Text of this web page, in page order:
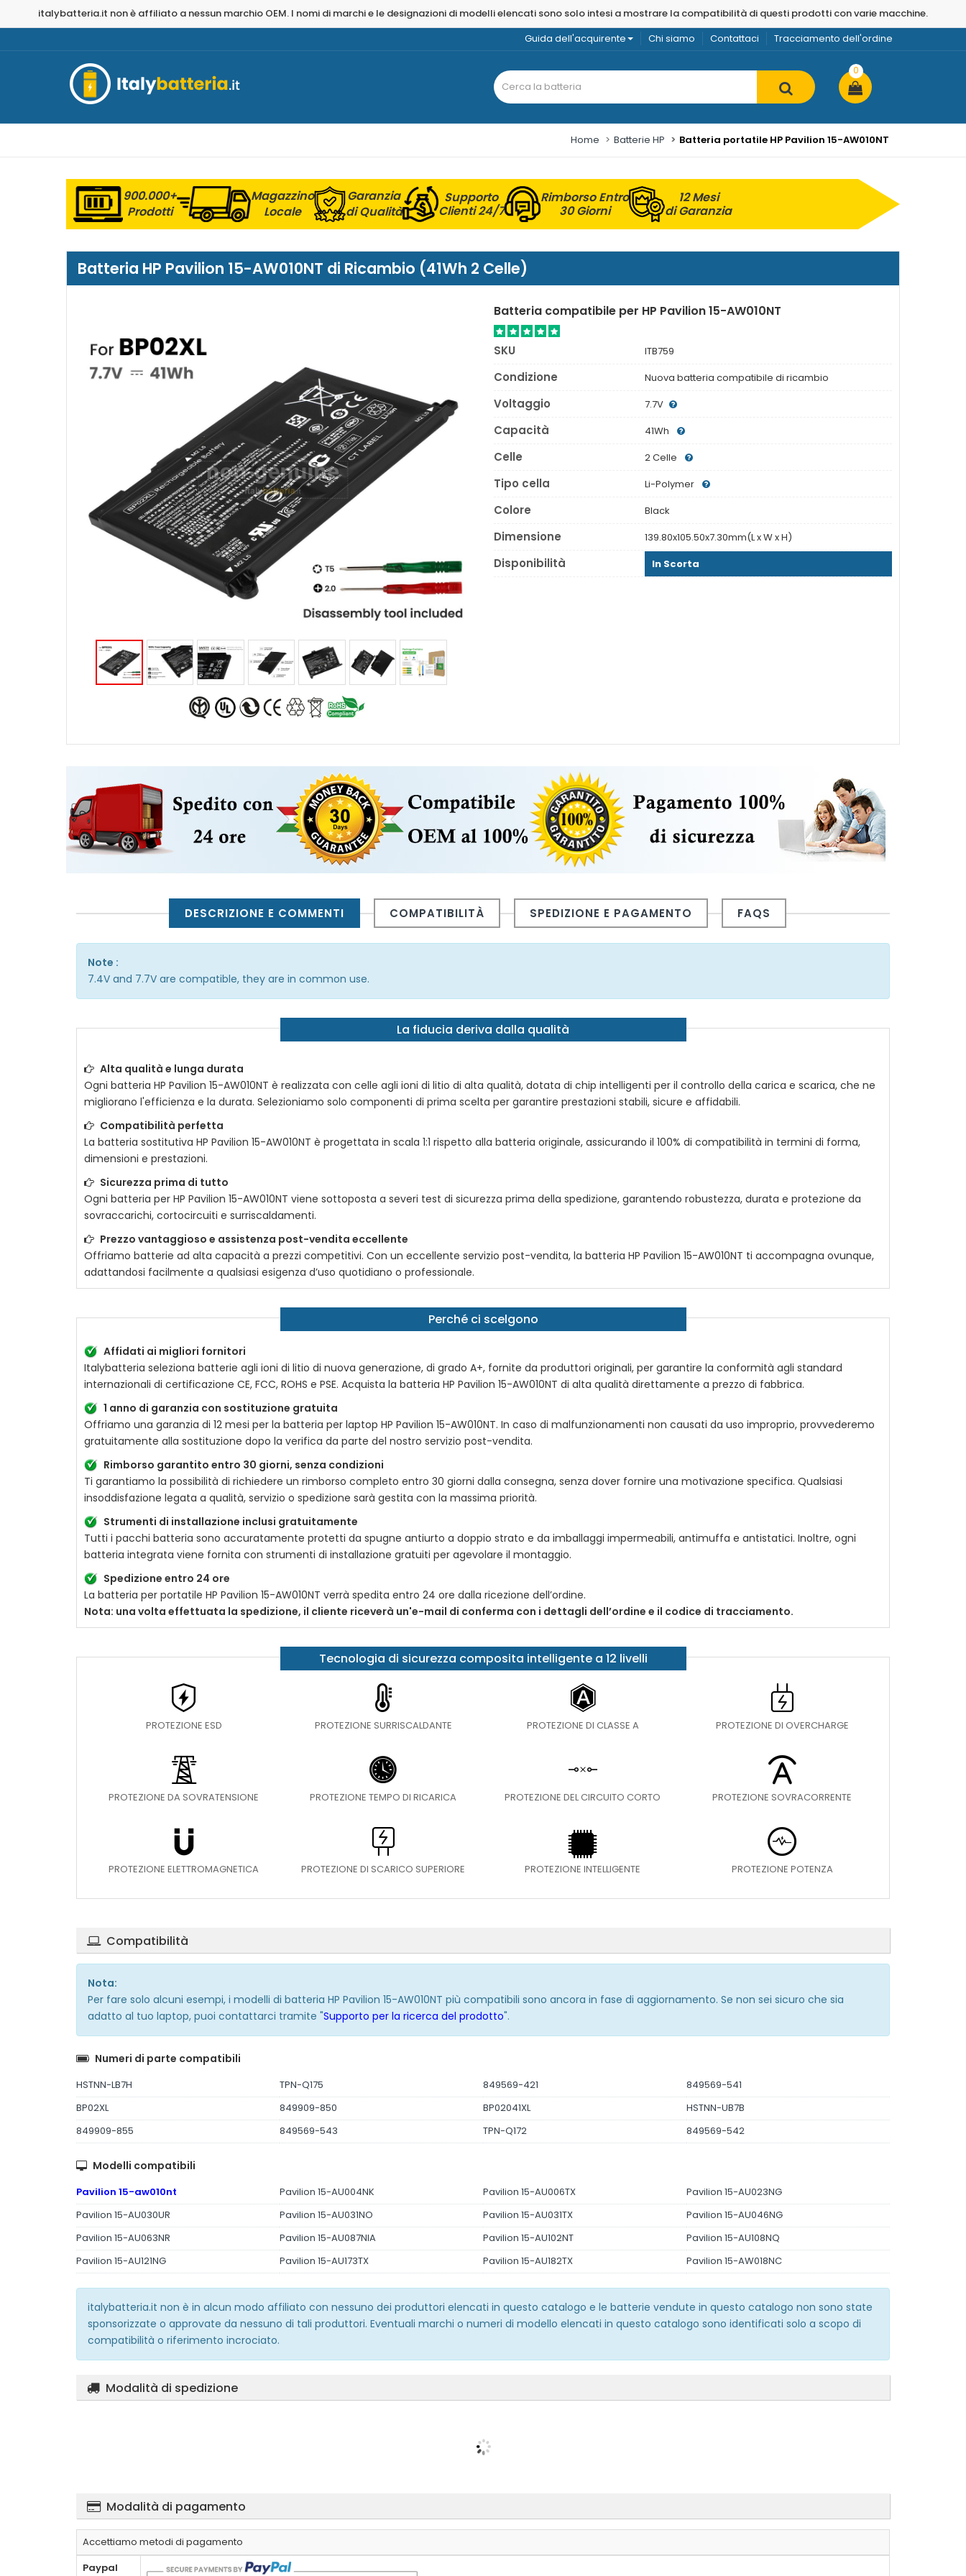
italybatteria.it non è affiliato a nessun marchio OEM. I nomi di marchi e le designazioni di modelli elencati sono solo intesi a mostrare la compatibilità di questi prodotti con varie macchine.
Tracciamento dell'ordine
Contattaci
Chi siamo
Guida dell'acquirente
0
Home Batterie HP Batteria portatile HP Pavilion 15-AW010NT
900.000+
Prodotti
Magazzino
Locale
Garanzia
di Qualità
Supporto
Clienti 24/7
Rimborso Entro
30 Giorni
12 Mesi
di Garanzia
Batteria HP Pavilion 15-AW010NT di Ricambio (41Wh 2 Celle)
Batteria compatibile per HP Pavilion 15-AW010NT
SKU ITB759
Condizione Nuova batteria compatibile di ricambio
Voltaggio 7.7V
Capacità 41Wh
Celle 2 Celle
Tipo cella Li-Polymer
Colore Black
Dimensione 139.80x105.50x7.30mm(L x W x H)
Disponibilità In Scorta
DESCRIZIONE E COMMENTI COMPATIBILITÀ SPEDIZIONE E PAGAMENTO FAQS
Note :
7.4V and 7.7V are compatible, they are in common use.
La fiducia deriva dalla qualità
Alta qualità e lunga durata
Ogni batteria HP Pavilion 15-AW010NT è realizzata con celle agli ioni di litio di alta qualità, dotata di chip intelligenti per il controllo della carica e scarica, che ne
migliorano l'efficienza e la durata. Selezioniamo solo componenti di prima scelta per garantire prestazioni stabili, sicure e affidabili.
Compatibilità perfetta
La batteria sostitutiva HP Pavilion 15-AW010NT è progettata in scala 1:1 rispetto alla batteria originale, assicurando il 100% di compatibilità in termini di forma,
dimensioni e prestazioni.
Sicurezza prima di tutto
Ogni batteria per HP Pavilion 15-AW010NT viene sottoposta a severi test di sicurezza prima della spedizione, garantendo robustezza, durata e protezione da
sovraccarichi, cortocircuiti e surriscaldamenti.
Prezzo vantaggioso e assistenza post-vendita eccellente
Offriamo batterie ad alta capacità a prezzi competitivi. Con un eccellente servizio post-vendita, la batteria HP Pavilion 15-AW010NT ti accompagna ovunque,
adattandosi facilmente a qualsiasi esigenza d’uso quotidiano o professionale.
Perché ci scelgono
Affidati ai migliori fornitori
Italybatteria seleziona batterie agli ioni di litio di nuova generazione, di grado A+, fornite da produttori originali, per garantire la conformità agli standard
internazionali di certificazione CE, FCC, ROHS e PSE. Acquista la batteria HP Pavilion 15-AW010NT di alta qualità direttamente a prezzo di fabbrica.
1 anno di garanzia con sostituzione gratuita
Offriamo una garanzia di 12 mesi per la batteria per laptop HP Pavilion 15-AW010NT. In caso di malfunzionamenti non causati da uso improprio, provvederemo
gratuitamente alla sostituzione dopo la verifica da parte del nostro servizio post-vendita.
Rimborso garantito entro 30 giorni, senza condizioni
Ti garantiamo la possibilità di richiedere un rimborso completo entro 30 giorni dalla consegna, senza dover fornire una motivazione specifica. Qualsiasi
insoddisfazione legata a qualità, servizio o spedizione sarà gestita con la massima priorità.
Strumenti di installazione inclusi gratuitamente
Tutti i pacchi batteria sono accuratamente protetti da spugne antiurto a doppio strato e da imballaggi impermeabili, antimuffa e antistatici. Inoltre, ogni
batteria integrata viene fornita con strumenti di installazione gratuiti per agevolare il montaggio.
Spedizione entro 24 ore
La batteria per portatile HP Pavilion 15-AW010NT verrà spedita entro 24 ore dalla ricezione dell’ordine.
Nota: una volta effettuata la spedizione, il cliente riceverà un'e-mail di conferma con i dettagli dell’ordine e il codice di tracciamento.
Tecnologia di sicurezza composita intelligente a 12 livelli
PROTEZIONE ESD PROTEZIONE SURRISCALDANTE PROTEZIONE DI CLASSE A PROTEZIONE DI OVERCHARGE
PROTEZIONE DA SOVRATENSIONE PROTEZIONE TEMPO DI RICARICA PROTEZIONE DEL CIRCUITO CORTO PROTEZIONE SOVRACORRENTE
PROTEZIONE ELETTROMAGNETICA PROTEZIONE DI SCARICO SUPERIORE PROTEZIONE INTELLIGENTE PROTEZIONE POTENZA
Compatibilità
Nota:
Per fare solo alcuni esempi, i modelli di batteria HP Pavilion 15-AW010NT più compatibili sono ancora in fase di aggiornamento. Se non sei sicuro che sia
adatto al tuo laptop, puoi contattarci tramite "Supporto per la ricerca del prodotto".
Numeri di parte compatibili
HSTNN-LB7H TPN-Q175 849569-421
849569-541
BP02XL
849909-850 BP02041XL
HSTNN-UB7B
849909-855
849569-543 TPN-Q172 849569-542
Modelli compatibili
Pavilion 15-aw010nt Pavilion 15-AU004NK Pavilion 15-AU006TX
Pavilion 15-AU023NG
Pavilion 15-AU030UR
Pavilion 15-AU031NO Pavilion 15-AU031TX
Pavilion 15-AU046NG
Pavilion 15-AU063NR
Pavilion 15-AU087NIA Pavilion 15-AU102NT
Pavilion 15-AU108NQ
Pavilion 15-AU121NG
Pavilion 15-AU173TX Pavilion 15-AU182TX Pavilion 15-AW018NC
italybatteria.it non è in alcun modo affiliato con nessuno dei produttori elencati in questo catalogo e le batterie vendute in questo catalogo non sono state
sponsorizzate o approvate da nessuno di tali produttori. Eventuali marchi o numeri di modello elencati in questo catalogo sono identificati solo a scopo di
compatibilità o riferimento incrociato.
Modalità di spedizione
Modalità di pagamento
Accettiamo metodi di pagamento
Paypal